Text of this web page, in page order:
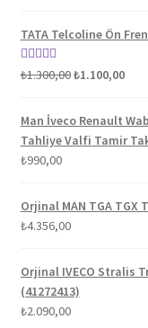
TATA Telcoline Ön
5 üzerinden
₺1.300,00Orijinal
₺1.300,00.
₺1.100,00Şu
fiyat:
Man İveco Renault
Tahliye Valfi Tamir
₺990,00
Orjinal MAN TGA TGX
₺4.356,00
Orjinal IVECO Stralis
(41272413)
₺2.090,00